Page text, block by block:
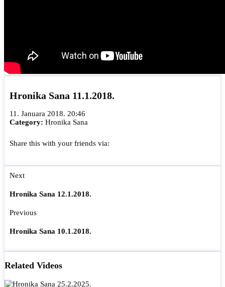
Hronika Sana 11.1.2018.
11. Januara 2018. 20:46
Category: Hronika Sana
Share this with your friends via:
Next
Hronika Sana 12.1.2018.
Previous
Hronika Sana 10.1.2018.
Related Videos